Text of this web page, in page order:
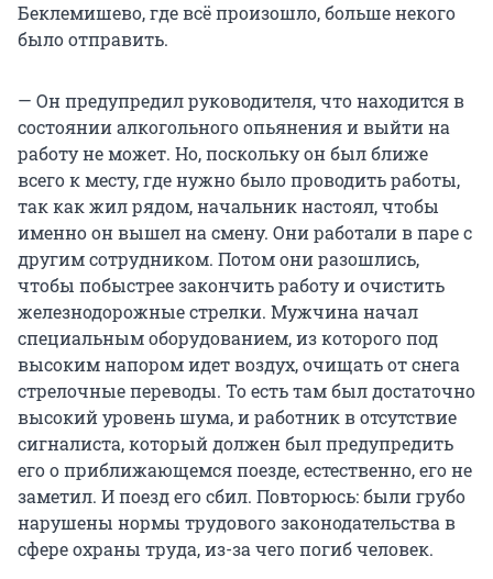
Беклемишево, где всё произошло, больше некого
было отправить.
— Он предупредил руководителя, что находится в
состоянии алкогольного опьянения и выйти на
работу не может. Но, поскольку он был ближе
всего к месту, где нужно было проводить работы,
так как жил рядом, начальник настоял, чтобы
именно он вышел на смену. Они работали в паре с
другим сотрудником. Потом они разошлись,
чтобы побыстрее закончить работу и очистить
железнодорожные стрелки. Мужчина начал
специальным оборудованием, из которого под
высоким напором идет воздух, очищать от снега
стрелочные переводы. То есть там был достаточно
высокий уровень шума, и работник в отсутствие
сигналиста, который должен был предупредить
его о приближающемся поезде, естественно, его не
заметил. И поезд его сбил. Повторюсь: были грубо
нарушены нормы трудового законодательства в
сфере охраны труда, из-за чего погиб человек.